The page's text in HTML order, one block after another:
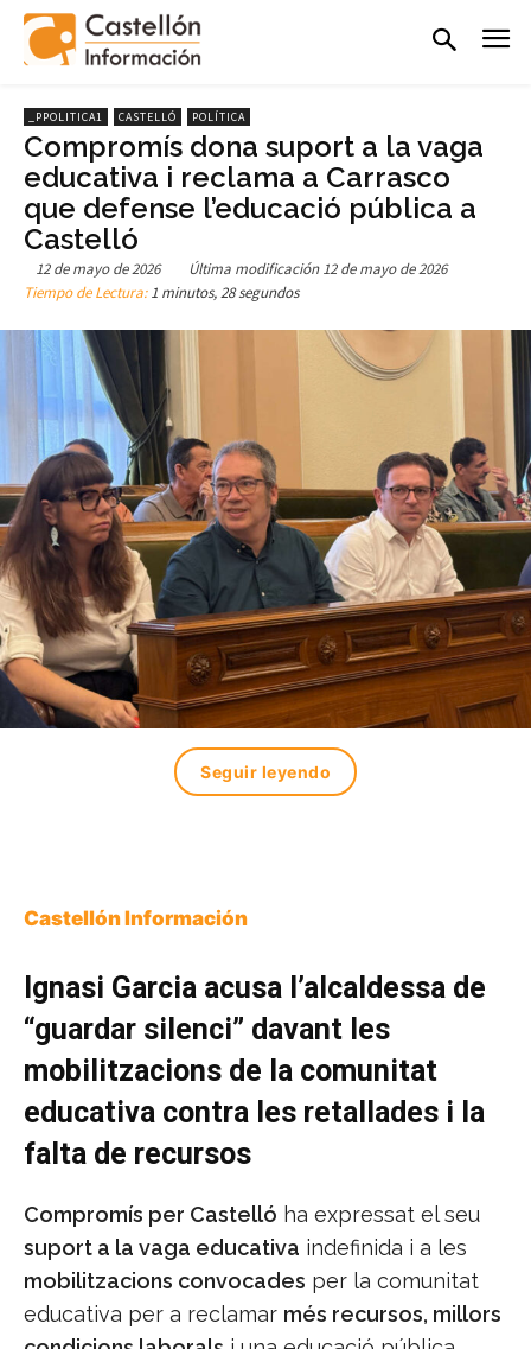
_PPOLITICA1 CASTELLÓ POLÍTICA
Compromís dona suport a la vaga
educativa i reclama a Carrasco
que defense l’educació pública a
Castelló
12 de mayo de 2026 Última modificación 12 de mayo de 2026
Tiempo de Lectura:1 minutos, 28 segundos
Seguir leyendo
Castellón Información
Ignasi Garcia acusa l’alcaldessa de
“guardar silenci” davant les
mobilitzacions de la comunitat
educativa contra les retallades i la
falta de recursos
Compromís per Castelló ha expressat el seu
suport a la vaga educativa indefinida i a les
mobilitzacions convocades per la comunitat
educativa per a reclamar més recursos, millors